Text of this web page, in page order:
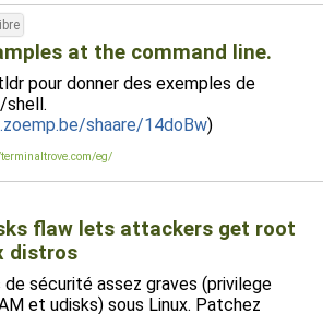
at the command line.
pour donner des exemples de
shell.
shaare/14doBw)
eg/
flaw lets attackers get root
distros
sécurité assez graves (privilege
et udisks) sous Linux. Patchez